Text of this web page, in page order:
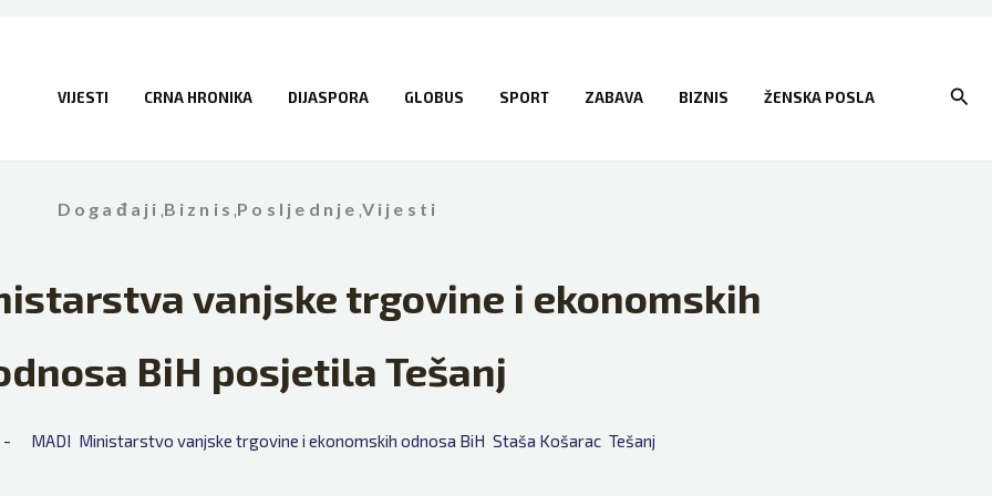
VIJESTI CRNA HRONIKA DIJASPORA GLOBUS SPORT ZABAVA BIZNIS ŽENSKA POSLA
Događaji ,Biznis,Posljednje ,Vijesti
vanjske trgovine i ekonomskih
BiH posjetila Tešanj
- MADI Ministarstvo vanjske trgovine i ekonomskih odnosa BiH Staša Košarac Tešanj